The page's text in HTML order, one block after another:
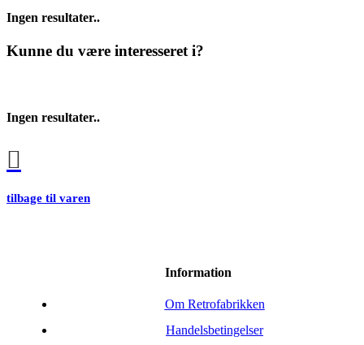
Ingen resultater..
Kunne du være interesseret i?
Ingen resultater..
tilbage til varen
Information
Om Retrofabrikken
Handelsbetingelser